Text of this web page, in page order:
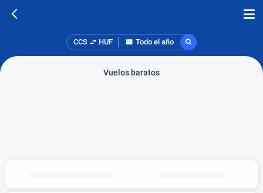
CCS HUF Todo el año
Vuelos baratos